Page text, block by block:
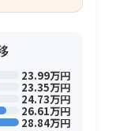
23.99万円
23.35万円
24.73万円
26.61万円
28.84万円